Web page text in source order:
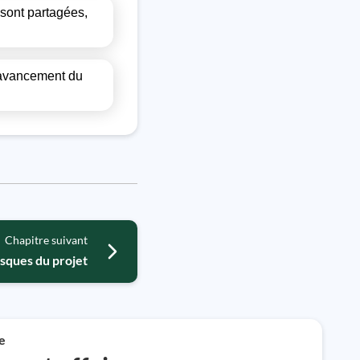
partagées,
du
Chapitre suivant
du projet